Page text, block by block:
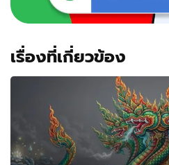
เรื่องที่เกี่ยวข้อง